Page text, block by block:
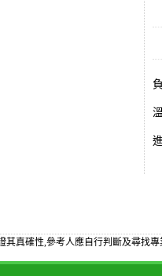
真確性,參考人應自行判斷及尋找